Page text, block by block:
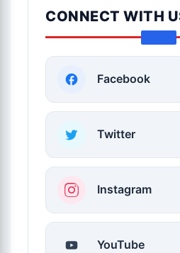
CONNECT WITH
Facebook
Twitter
Instagram
YouTube